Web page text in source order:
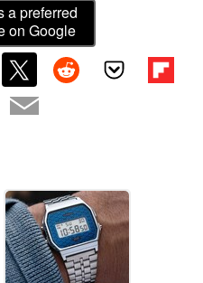
a preferred
on Google